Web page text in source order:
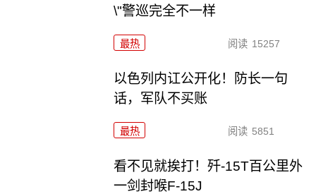
\"警巡完全不一样
最热 阅读 15257
以色列内讧公开化！防长一句
话，军队不买账
最热 阅读 5851
看不见就挨打！歼-15T百公里外
一剑封喉F-15J